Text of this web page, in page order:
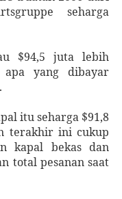
seharga
$94,5 juta lebih
apa yang dibayar
itu seharga $91,8
terakhir ini cukup
kapal bekas dan
total pesanan saat